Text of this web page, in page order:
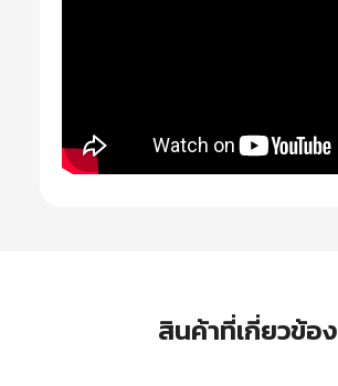
สินค้าที่เกี่ยวข้อง